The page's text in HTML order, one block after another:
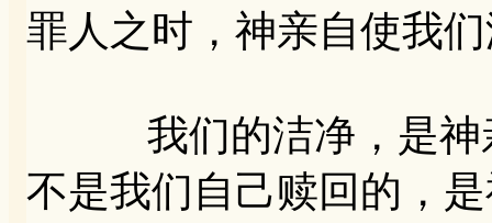
罪人之时，神亲自使我
我们的洁净，是神亲
不是我们自己赎回的，